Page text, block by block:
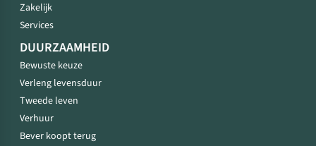
Zakelijk
Services
DUURZAAMHEID
Bewuste keuze
Verleng levensduur
Tweede leven
Verhuur
Bever koopt terug